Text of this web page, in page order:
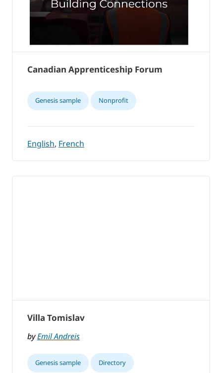
Canadian Apprenticeship Forum
Genesis sample Nonprofit
English, French
Villa Tomislav
byEmil Andreis
Genesis sample Directory